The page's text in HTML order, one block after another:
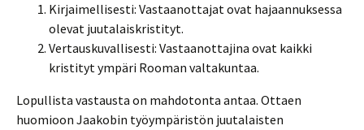
Kirjaimellisesti: Vastaanottajat ovat hajaannuksessa
olevat juutalaiskristityt.
Vertauskuvallisesti: Vastaanottajina ovat kaikki
kristityt ympäri Rooman valtakuntaa.
Lopullista vastausta on mahdotonta antaa. Ottaen
huomioon Jaakobin työympäristön juutalaisten